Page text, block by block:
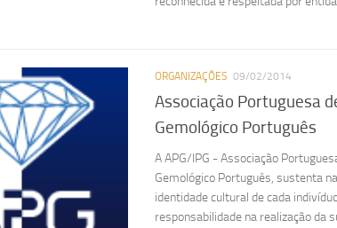
ORGANIZAÇÕES 09/02/2014
Associação Portuguesa
Gemológico Português
A APG/IPG - Associação
Gemológico Português, sustenta
identidade cultural de cada
responsabilidade na realização da